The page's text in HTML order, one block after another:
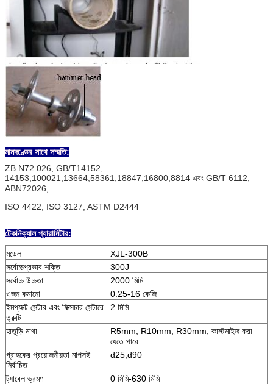
মানদণ্ডের সাথে সম্মতি:
ZB N72 026, GB/T14152,
14153,100021,13664,58361,18847,16800,8814 এবং GB/T 6112,
ABN72026,
ISO 4422, ISO 3127, ASTM D2444
টেকনিক্যাল প্যারামিটার:
মডেল
XJL-300B
সর্বোচ্চপ্রভাব শক্তি
300J
সর্বোচ্চ উচ্চতা
2000 মিমি
ওজন কমানো
0.25-16 কেজি
ইমপ্যাক্ট সেন্টার এবং ফিক্সচার সেন্টারে
ত্রুটি
2 মিমি
হাতুড়ি মাথা
R5mm, R10mm, R30mm, কাস্টমাইজ করা
যেতে পারে
গ্রাহকের প্রয়োজনীয়তা মাপসই
নির্বাচিত
d25,d90
ট্যাবেল ভ্রমণ
0 মিমি-630 মিমি